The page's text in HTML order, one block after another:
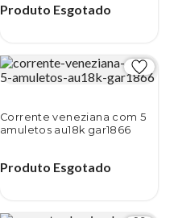
Produto Esgotado
Corrente veneziana com 5
amuletos au18k gar1866
Produto Esgotado